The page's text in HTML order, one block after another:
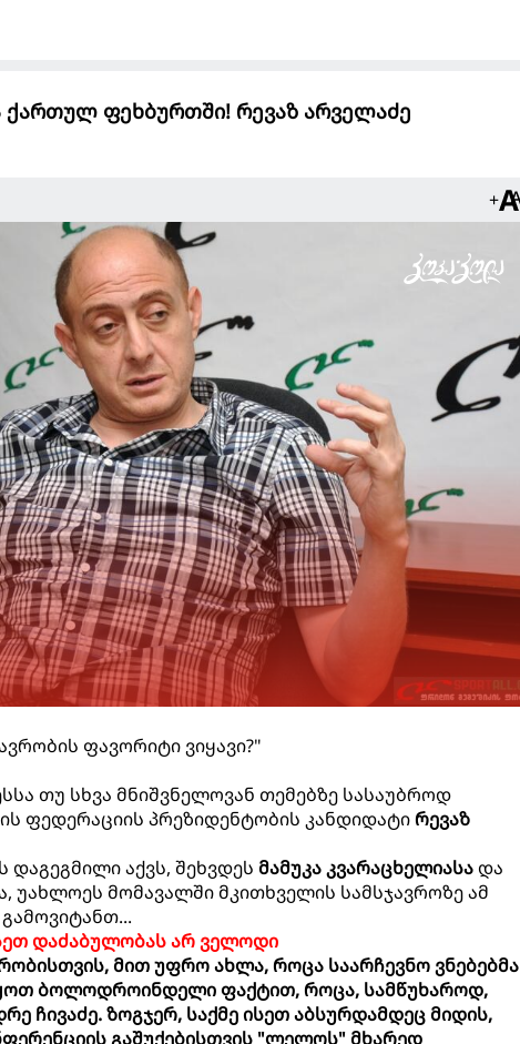
ქართულ ფეხბურთში! რევაზ არველაძე
+
ფავორიტი ვიყავი?"
თუ სხვა მნიშვნელოვან თემებზე სასაუბროდ
ფედერაციის პრეზიდენტობის კანდიდატირევაზ
დაგეგმილი აქვს, შეხვდეს მამუკა კვარაცხელიასადა
უახლოეს მომავალში მკითხველის სამსჯავროზე ამ
დაძაბულობას არ ველოდი
მით უფრო ახლა, როცა საარჩევნო ვნებებმა
ბოლოდროინდელი ფაქტით, როცა, სამწუხაროდ,
ჩივაძე. ზოგჯერ, საქმე ისეთ აბსურდამდეც მიდის,
გაშუქებისთვის "ლელოს" მხარედ